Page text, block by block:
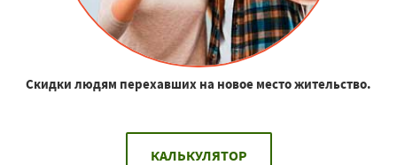
Скидки людям перехавших на новое место жительство.
КАЛЬКУЛЯТОР